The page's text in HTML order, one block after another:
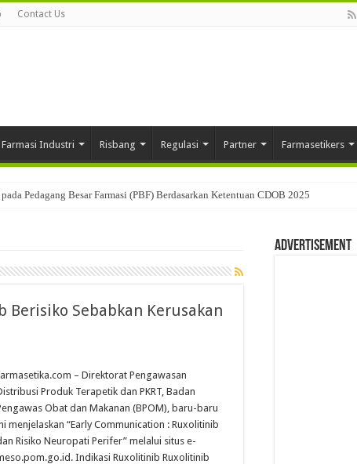
Contact Us
Farmasi Industri Risbang Regulasi Partner Farmasetikers
Pedagang Besar Farmasi (PBF) Berdasarkan Ketentuan CDOB 2025
Berisiko Sebabkan Kerusakan
– Direktorat Pengawasan
Produk Terapetik dan PKRT, Badan
Obat dan Makanan (BPOM), baru-baru
menjelaskan “Early Communication : Ruxolitinib
Risiko Neuropati Perifer” melalui situs e-
Indikasi Ruxolitinib Ruxolitinib
Advertisement